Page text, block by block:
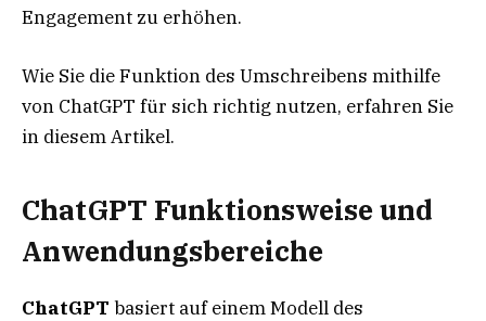
Engagement zu erhöhen.
Wie Sie die Funktion des Umschreibens mithilfe
von ChatGPT für sich richtig nutzen, erfahren Sie
in diesem Artikel.
ChatGPT Funktionsweise und
Anwendungsbereiche
ChatGPT basiert auf einem Modell des